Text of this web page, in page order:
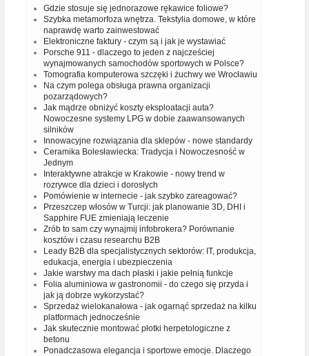
Gdzie stosuje się jednorazowe rękawice foliowe?
Szybka metamorfoza wnętrza. Tekstylia domowe, w które
naprawdę warto zainwestować
Elektroniczne faktury - czym są i jak je wystawiać
Porsche 911 - dlaczego to jeden z najcześciej
wynajmowanych samochodów sportowych w Polsce?
Tomografia komputerowa szczęki i żuchwy we Wrocławiu
Na czym polega obsługa prawna organizacji
pozarządowych?
Jak mądrze obniżyć koszty eksploatacji auta?
Nowoczesne systemy LPG w dobie zaawansowanych
silników
Innowacyjne rozwiązania dla sklepów - nowe standardy
Ceramika Bolesławiecka: Tradycja i Nowoczesność w
Jednym
Interaktywne atrakcje w Krakowie - nowy trend w
rozrywce dla dzieci i dorosłych
Pomówienie w internecie - jak szybko zareagować?
Przeszczep włosów w Turcji: jak planowanie 3D, DHI i
Sapphire FUE zmieniają leczenie
Zrób to sam czy wynajmij infobrokera? Porównanie
kosztów i czasu researchu B2B
Leady B2B dla specjalistycznych sektorów: IT, produkcja,
edukacja, energia i ubezpieczenia
Jakie warstwy ma dach płaski i jakie pełnią funkcje
Folia aluminiowa w gastronomii - do czego się przyda i
jak ją dobrze wykorzystać?
Sprzedaż wielokanałowa - jak ogarnąć sprzedaż na kilku
platformach jednocześnie
Jak skutecznie montować płotki herpetologiczne z
betonu
Ponadczasowa elegancja i sportowe emocje. Dlaczego